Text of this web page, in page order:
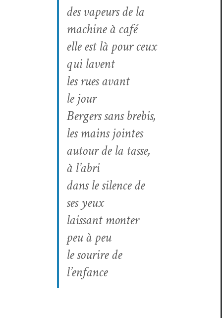
des vapeurs de la
machine à café
elle est là pour ceux
qui lavent
les rues avant
le jour
Berg­ers sans bre­bis,
les mains jointes
autour de la tasse,
à l’abri
dans le silence de
ses yeux
lais­sant mon­ter
peu à peu
le sourire de
l’enfance